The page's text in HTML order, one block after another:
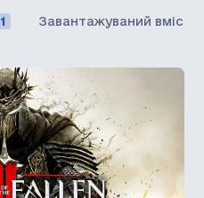
1 Завантажуваний вміст